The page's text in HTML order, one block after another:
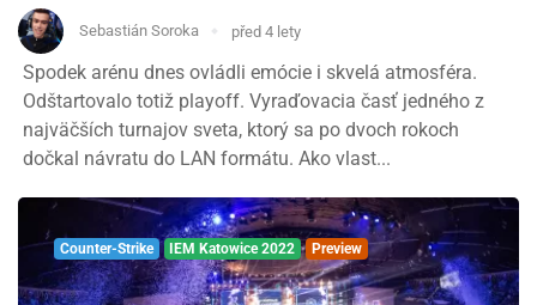
Sebastián Soroka před 4 lety
Spodek arénu dnes ovládli emócie i skvelá atmosféra.
Odštartovalo totiž playoff. Vyraďovacia časť jedného z
najväčších turnajov sveta, ktorý sa po dvoch rokoch
dočkal návratu do LAN formátu. Ako vlast...
Counter-Strike IEM Katowice 2022 Preview